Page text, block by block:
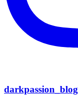
darkpassion_blog